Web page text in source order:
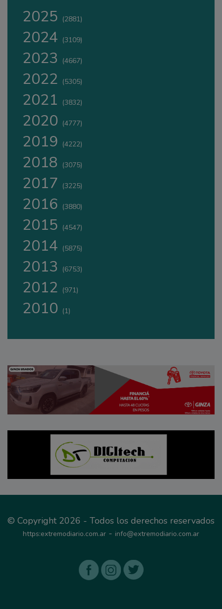
2025 (2881)
2024 (3109)
2023 (4667)
2022 (5305)
2021 (3832)
2020 (4777)
2019 (4222)
2018 (3075)
2017 (3225)
2016 (3880)
2015 (4547)
2014 (5875)
2013 (6753)
2012 (971)
2010 (1)
© Copyright 2026 - Todos los derechos reservados
https:extremodiario.com.ar - info@extremodiario.com.ar